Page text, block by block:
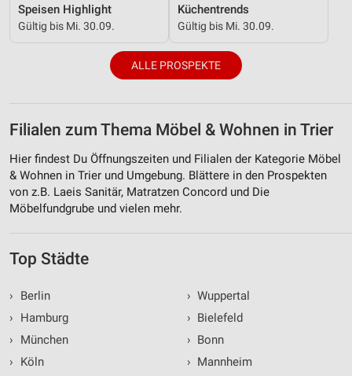
Speisen Highlight
Gültig bis Mi. 30.09.
Küchentrends
Gültig bis Mi. 30.09.
ALLE PROSPEKTE
Filialen zum Thema Möbel & Wohnen in Trier
Hier findest Du Öffnungszeiten und Filialen der Kategorie Möbel
& Wohnen in Trier und Umgebung. Blättere in den Prospekten
von z.B. Laeis Sanitär, Matratzen Concord und Die
Möbelfundgrube und vielen mehr.
Top Städte
›
Berlin
›
Hamburg
›
München
›
Köln
› Wuppertal
› Bielefeld
› Bonn
› Mannheim